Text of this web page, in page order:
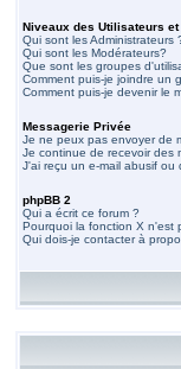
Niveaux des Utilisateurs et
Qui sont les Administrateurs
Qui sont les Modérateurs?
Que sont les groupes
Comment puis-je joindre un
Comment puis-je devenir le
Messagerie Privée
Je ne peux pas envoyer de
Je continue de recevoir des
J'ai reçu un e-mail abusif ou
phpBB 2
Qui a écrit ce forum ?
Pourquoi la fonction X n'est
Qui dois-je contacter à